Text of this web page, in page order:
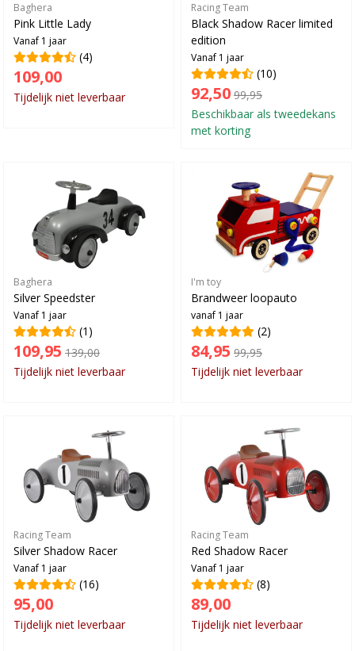
Baghera
Pink Little Lady
Vanaf 1 jaar
(4)
109,00
Tijdelijk niet leverbaar
Racing Team
Black Shadow Racer limited
edition
Vanaf 1 jaar
(10)
92,50 99,95
Beschikbaar als tweedekans
met korting
Baghera
Silver Speedster
Vanaf 1 jaar
(1)
109,95 139,00
Tijdelijk niet leverbaar
I'm toy
Brandweer loopauto
vanaf 1 jaar
(2)
84,95 99,95
Tijdelijk niet leverbaar
Racing Team
Silver Shadow Racer
Vanaf 1 jaar
(16)
95,00
Tijdelijk niet leverbaar
Racing Team
Red Shadow Racer
Vanaf 1 jaar
(8)
89,00
Tijdelijk niet leverbaar